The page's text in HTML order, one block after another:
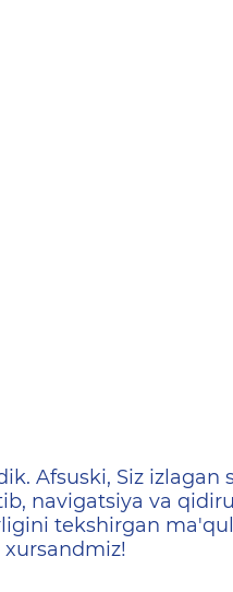
Afsuski, Siz izlagan
navigatsiya va
tekshirgan